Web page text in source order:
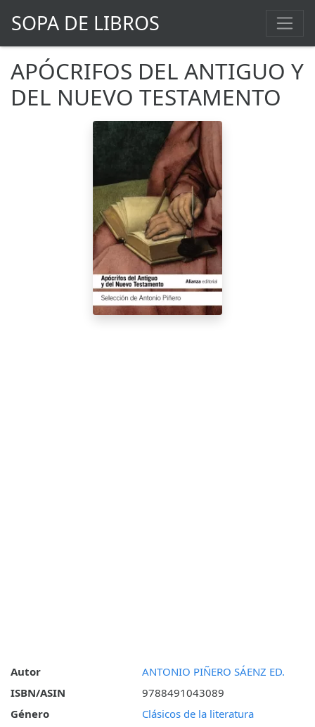
SOPA DE LIBROS
APÓCRIFOS DEL ANTIGUO Y
DEL NUEVO TESTAMENTO
Autor
ANTONIO PIÑERO SÁENZ ED.
ISBN/ASIN
9788491043089
Género
Clásicos de la literatura